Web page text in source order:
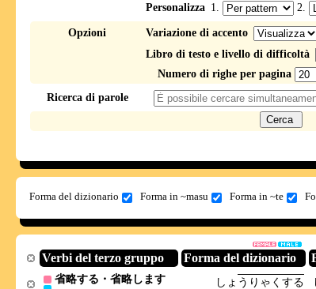
Personalizza 1. 2.
Opzioni Variazione di accento
Libro di testo e livello di difficoltà
Numero di righe per pagina
Ricerca di parole
Forma del dizionario Forma in ~masu Forma in ~te
Verbi del terzo gruppo Forma del dizionario
省略する・省略します し ょ う り ゃ く する